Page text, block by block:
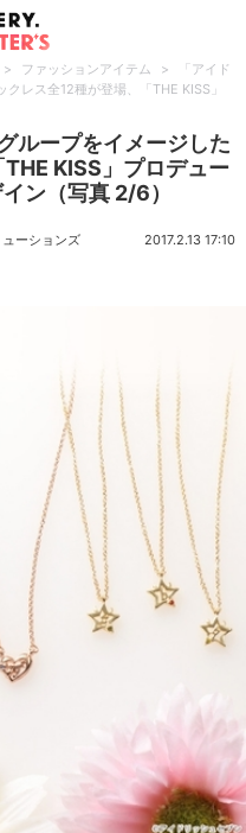
> ファッションアイテム >
「アイド
レス全12種が登場、「THE KISS」
ループをイメージした
KISS」プロデュー
ン（写真 2/6）
ーションズ 2017.2.13 17:10